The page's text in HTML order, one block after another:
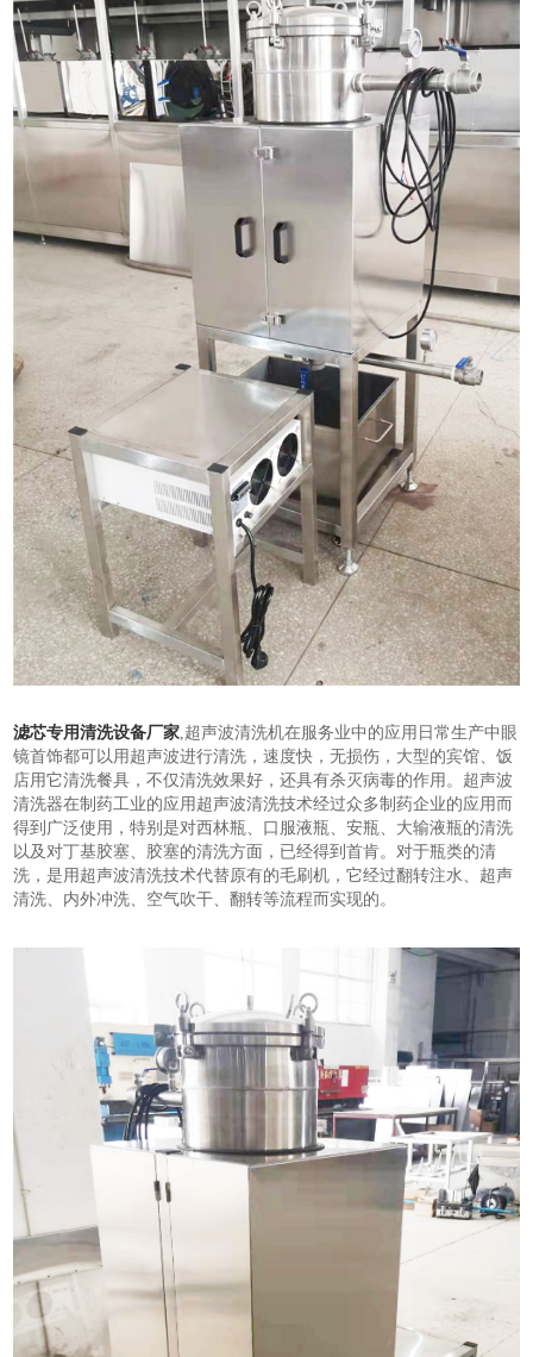
滤芯专用清洗设备厂家 ,超声波清洗机在服务业中的应用日常生产中眼
镜首饰都可以用超声波进行清洗，速度快，无损伤，大型的宾馆、饭
店用它清洗餐具，不仅清洗效果好，还具有杀灭病毒的作用。超声波
清洗器在制药工业的应用超声波清洗技术经过众多制药企业的应用而
得到广泛使用，特别是对西林瓶、口服液瓶、安瓶、大输液瓶的清洗
以及对丁基胶塞、胶塞的清洗方面，已经得到首肯。对于瓶类的清
洗，是用超声波清洗技术代替原有的毛刷机，它经过翻转注水、超声
清洗、内外冲洗、空气吹干、翻转等流程而实现的。